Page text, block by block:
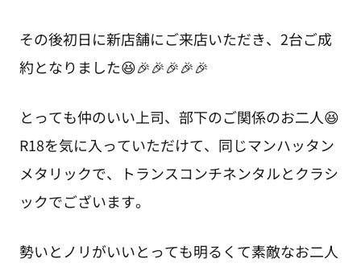
その後初日に新店舗にご来店いただき、2台ご成
約となりました😆🎉🎉🎉🎉🎉
とっても仲のいい上司、部下のご関係のお二人😆
R18を気に入っていただけて、同じマンハッタン
メタリックで、トランスコンチネンタルとクラシ
ックでございます。
勢いとノリがいいとっても明るくて素敵なお二人